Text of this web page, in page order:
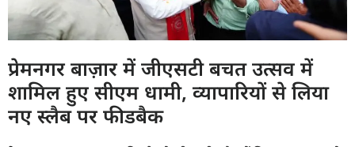
प्रेमनगर बाज़ार में जीएसटी बचत उत्सव में
शामिल हुए सीएम धामी, व्यापारियों से लिया
नए स्लैब पर फीडबैक